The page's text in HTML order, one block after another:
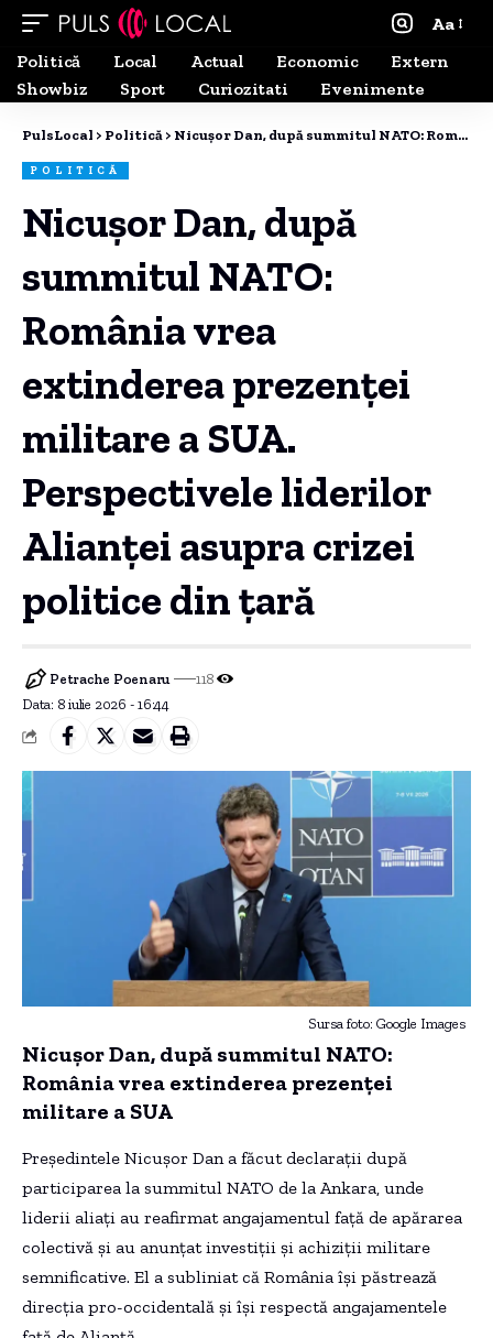
Aa
Politică
Local Actual Economic
Extern
Showbiz
Sport Curiozitati Evenimente
PulsLocal > Politică > Nicușor Dan, după summitul NATO: România vrea extinderea prezenței militare a SUA. Perspectivele liderilor Alianței asupra crizei politice din țară
POLITICĂ
Nicușor Dan, după
summitul NATO:
România vrea
extinderea prezenței
militare a SUA.
Perspectivele liderilor
Alianței asupra crizei
politice din țară
Data: 8 iulie 2026 - 16:44
Petrache Poenaru 118
Sursa foto: Google Images
Nicușor Dan, după summitul NATO:
România vrea extinderea prezenței
militare a SUA
Președintele Nicușor Dan a făcut declarații după
participarea la summitul NATO de la Ankara, unde
liderii aliați au reafirmat angajamentul față de apărarea
colectivă și au anunțat investiții și achiziții militare
semnificative. El a subliniat că România își păstrează
direcția pro-occidentală și își respectă angajamentele